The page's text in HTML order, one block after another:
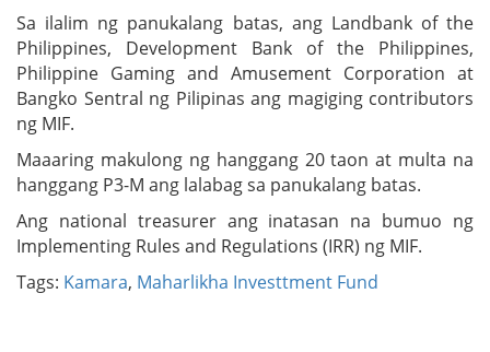
Sa ilalim ng panukalang batas, ang Landbank of the
Philippines, Development Bank of the Philippines,
Philippine Gaming and Amusement Corporation at
Bangko Sentral ng Pilipinas ang magiging contributors
ng MIF.
Maaaring makulong ng hanggang 20 taon at multa na
hanggang P3-M ang lalabag sa panukalang batas.
Ang national treasurer ang inatasan na bumuo ng
Implementing Rules and Regulations (IRR) ng MIF.
Tags: Kamara, Maharlikha Investtment Fund